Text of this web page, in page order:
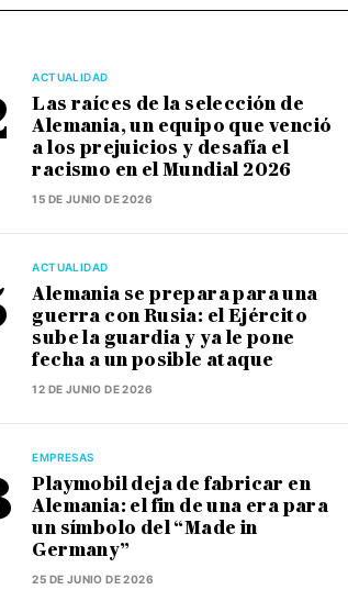
ACTUALIDAD
Las raíces de la selección de
Alemania, un equipo que venció
a los prejuicios y desafía el
racismo en el Mundial 2026
15 DE JUNIO DE 2026
ACTUALIDAD
Alemania se prepara para una
guerra con Rusia: el Ejército
sube la guardia y ya le pone
fecha a un posible ataque
12 DE JUNIO DE 2026
EMPRESAS
Playmobil deja de fabricar en
Alemania: el fin de una era para
un símbolo del “Made in
Germany”
25 DE JUNIO DE 2026